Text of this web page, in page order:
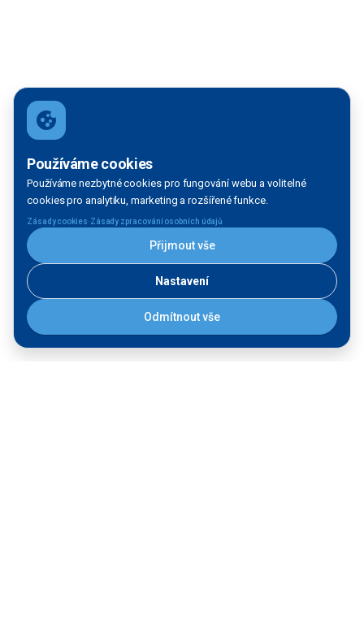
Používáme cookies
Používáme nezbytné cookies pro fungování webu a volitelné
cookies pro analytiku, marketing a rozšířené funkce.
Zásady cookies·Zásady zpracování osobních údajů
Přijmout vše
Nastavení
Odmítnout vše